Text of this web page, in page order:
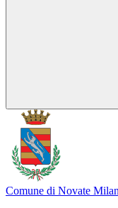
Comune di Novate